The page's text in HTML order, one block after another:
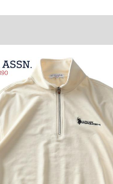
84 140
88
ズの誤差がございます。また、
の色味が若干異なる場合がご
に付いているタグのサイズ表記
載もご確認下さい。
店鋪と在庫を共用しております
客様にご迷惑をお掛けしてし
ておりますが、もしあった場